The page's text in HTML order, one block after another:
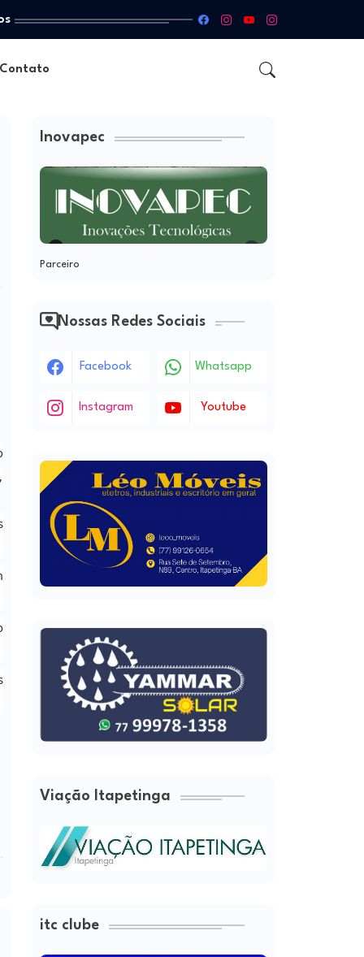
Contato
Inovapec
Parceiro
Nossas Redes Sociais
Facebook Whatsapp
Instagram Youtube
Viação Itapetinga
itc clube